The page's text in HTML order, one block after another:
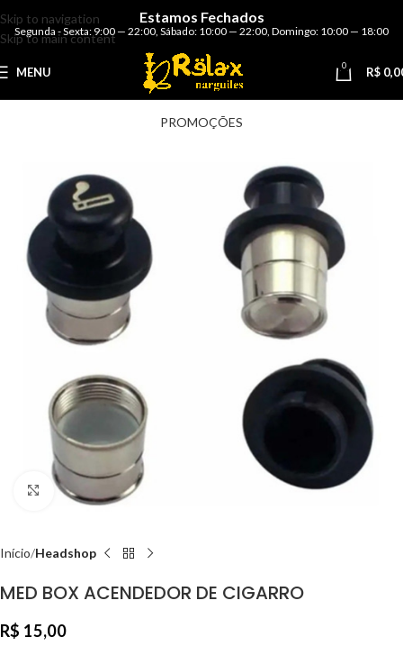
Skip to navigation
Skip to main content
Estamos Fechados
Segunda - Sexta: 9:00 — 22:00 Sábado: 10:00 — 22:00 Domingo: 10:00 — 18:00
MENU 0 R$
PROMOÇÕES
Clique para ampliar
Início Headshop
MED BOX ACENDEDOR DE CIGARRO
R$ 15,00